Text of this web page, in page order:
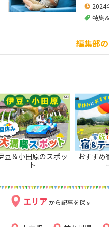
2024
特集
編集部
豆＆小田原のスポッ
ト
おすすめ
エリア から記事を探す